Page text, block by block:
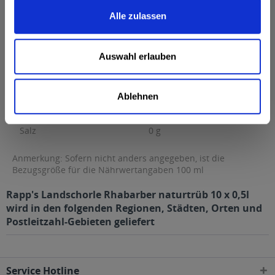
Alle zulassen
Auswahl erlauben
Ablehnen
29 kcal / 121 kJ
Fett
0 g
davon gesättigte Fettsäuren
0 g
Kohlenhydrate
6,7 g
Eiweiß
0 g
Salz
0 g
Anmerkung: Sofern nicht anders angegeben, ist die
Bezugsgröße für die Nährwertangaben 100 ml
Rapp's Landschorle Rhabarber naturtrüb 10 x 0,5l
wird in den folgenden Regionen, Städten, Orten und
Postleitzahl-Gebieten geliefert
Service Hotline